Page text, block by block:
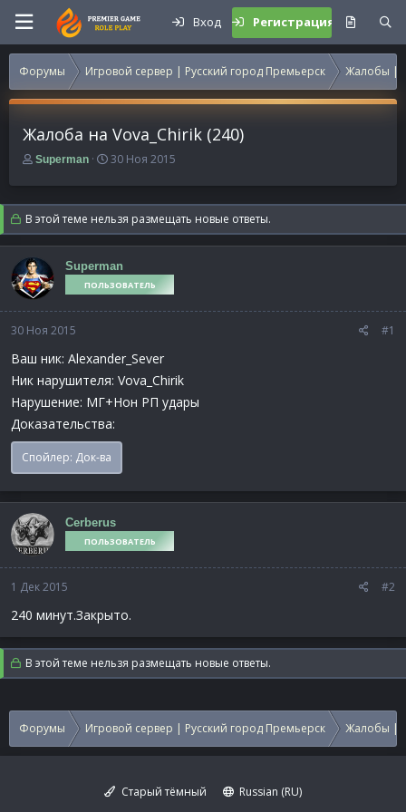
Вход Регистрация
Форумы Игровой сервер | Русский город Премьерск Жалобы |
Жалоба на Vova_Chirik (240)
А
т
о
р
т
е
м
ы
Superman
Д
т
а
н
а
а
л
30 Ноя 2015
В этой теме нельзя размещать новые ответы.
Superman
ПОЛЬЗОВАТЕЛЬ
30 Ноя 2015 #1
Ваш ник: Alexander_Sever
Ник нарушителя: Vova_Chirik
Нарушение: МГ+Нон РП удары
Доказательства:
Спойлер: Док-ва
Cerberus
ПОЛЬЗОВАТЕЛЬ
1 Дек 2015 #2
240 минут.Закрыто.
В этой теме нельзя размещать новые ответы.
Форумы Игровой сервер | Русский город Премьерск Жалобы |
Старый тёмный
Russian (RU)